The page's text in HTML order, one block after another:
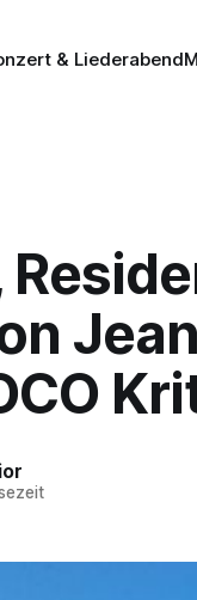
& Liederabend